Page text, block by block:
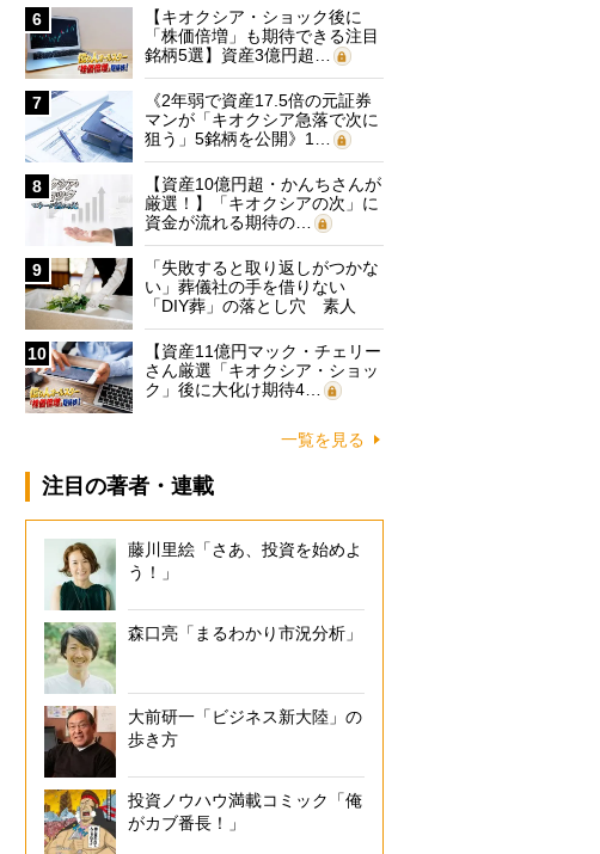
6
【キオクシア・ショック後に
「株価倍増」も期待できる注目
銘柄5選】資産3億円超…
7
《2年弱で資産17.5倍の元証券
マンが「キオクシア急落で次に
狙う」5銘柄を公開》1…
8
【資産10億円超・かんちさんが
厳選！】「キオクシアの次」に
資金が流れる期待の…
9
「失敗すると取り返しがつかな
い」葬儀社の手を借りない
「DIY葬」の落とし穴 素人
に…
10
【資産11億円マック・チェリー
さん厳選「キオクシア・ショッ
ク」後に大化け期待4…
一覧を見る
注目の著者・連載
藤川里絵「さあ、投資を始めよ
う！」
森口亮「まるわかり市況分析」
大前研一「ビジネス新大陸」の
歩き方
投資ノウハウ満載コミック「俺
がカブ番長！」